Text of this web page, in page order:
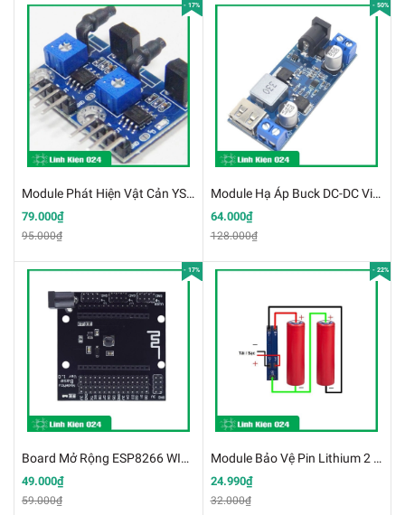
- 17%
Module Phát Hiện Vật Cản YS-29 38KHz 2-180cm V1 (K3B9-3)
79.000₫
95.000₫
- 50%
Module Hạ Áp Buck DC-DC Vin 9-36V Vout 5V 5A XY-3606 Sạc Nhanh Có Bảo Vệ (K2F4)
64.000₫
128.000₫
- 17%
Board Mở Rộng ESP8266 WIFI NodeMcu Lua (K3-D3)
49.000₫
59.000₫
- 22%
Module Bảo Vệ Pin Lithium 2 Cell 7.4V Dòng Xả 7A (K2I12-1)
24.990₫
32.000₫